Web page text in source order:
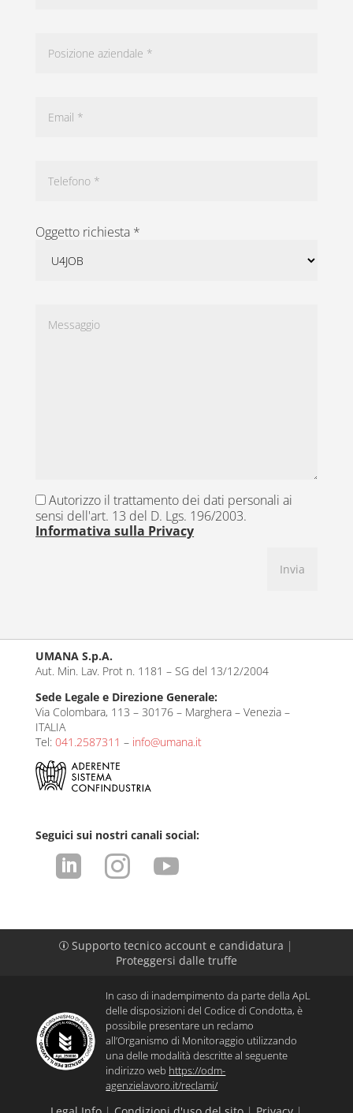
Oggetto richiesta *
Autorizzo il trattamento dei dati personali ai
sensi dell'art. 13 del D. Lgs. 196/2003.
Informativa sulla Privacy
UMANA S.p.A.
Aut. Min. Lav. Prot n. 1181 – SG del 13/12/2004
Sede Legale e Direzione Generale:
Via Colombara, 113 – 30176 – Marghera – Venezia –
ITALIA
Tel: 041.2587311 – info@umana.it
Seguici sui nostri canali social:
  
p Supporto tecnico account e candidatura |
Proteggersi dalle truffe
In caso di inadempimento da parte della ApL
delle disposizioni del Codice di Condotta, è
possibile presentare un reclamo
all’Organismo di Monitoraggio utilizzando
una delle modalità descritte al seguente
indirizzo web https://odm-
agenzielavoro.it/reclami/